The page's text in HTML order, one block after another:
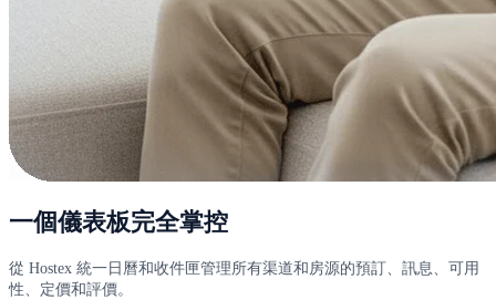
一個儀表板完全掌控
從 Hostex 統一日曆和收件匣管理所有渠道和房源的預訂、訊息、可用
性、定價和評價。